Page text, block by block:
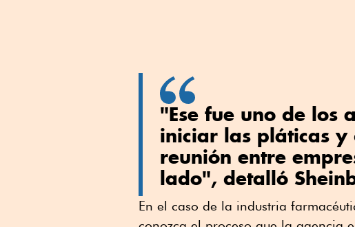
"Ese fue uno de los
iniciar las pláticas y
reunión entre
lado", detalló
En el caso de la industria